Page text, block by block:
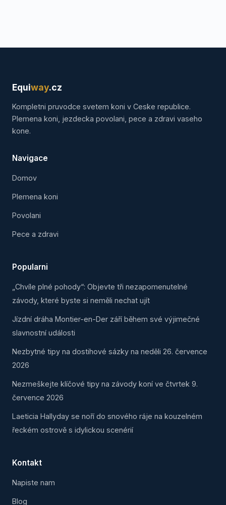
Equiway.cz
Kompletni pruvodce svetem koni v Ceske republice.
Plemena koni, jezdecka povolani, pece a zdravi vaseho
kone.
Navigace
Domov
Plemena koni
Povolani
Pece a zdravi
Popularni
„Chvíle plné pohody“: Objevte tři nezapomenutelné
závody, které byste si neměli nechat ujít
Jízdní dráha Montier-en-Der září během své výjimečné
slavnostní události
Nezbytné tipy na dostihové sázky na neděli 26. července
2026
Nezmeškejte klíčové tipy na závody koní ve čtvrtek 9.
července 2026
Laeticia Hallyday se noří do snového ráje na kouzelném
řeckém ostrově s idylickou scenérií
Kontakt
Napiste nam
Blog